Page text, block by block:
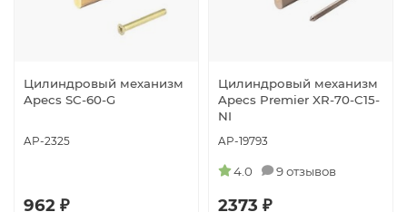
Цилиндровый механизм
Apecs SC-60-G
AP-2325
962 ₽
Цилиндровый механизм
Apecs Premier XR-70-C15-
NI
AP-19793
4.0 9 отзывов
2373 ₽